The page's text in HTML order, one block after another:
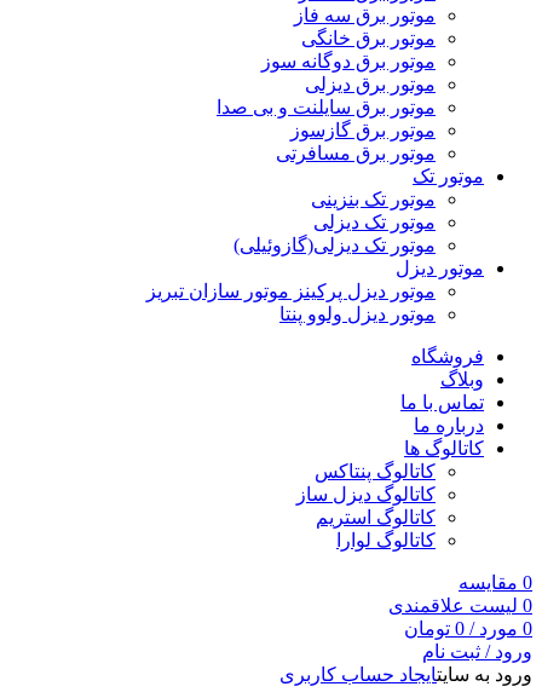
موتور برق سه فاز
موتور برق خانگی
موتور برق دوگانه سوز
موتور برق دیزلی
موتور برق سایلنت و بی صدا
موتور برق گازسوز
موتور برق مسافرتی
موتور تک
موتور تک بنزینی
موتور تک دیزلی
موتور تک دیزلی(گازوئیلی)
موتور دیزل
موتور دیزل پرکینز موتور سازان تبریز
موتور دیزل ولوو پنتا
فروشگاه
وبلاگ
تماس با ما
درباره ما
کاتالوگ ها
کاتالوگ پنتاکس
کاتالوگ دیزل ساز
کاتالوگ استریم
کاتالوگ لوارا
0 مقایسه
0 لیست علاقمندی
0 مورد /
0 تومان
ورود / ثبت نام
ورود به سایتایجاد حساب کاربری